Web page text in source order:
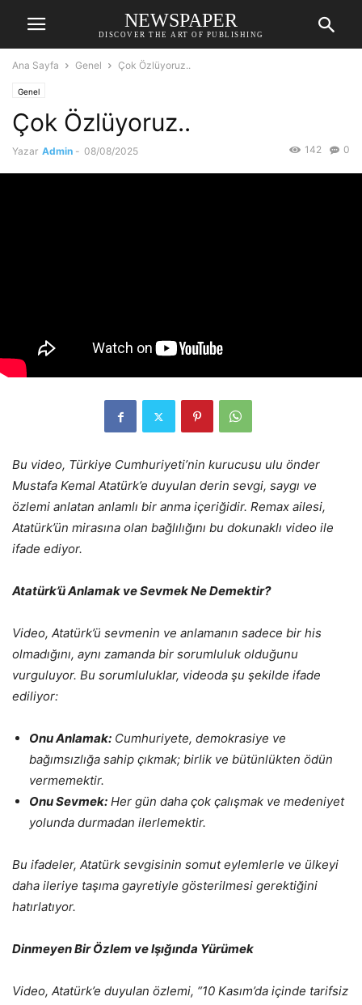
NEWSPAPER
DISCOVER THE ART OF PUBLISHING
Ana Sayfa Genel Çok Özlüyoruz..
Genel
Çok Özlüyoruz..
Yazar Admin - 08/08/2025 0
142
Bu video, Türkiye Cumhuriyeti’nin kurucusu ulu önder
Mustafa Kemal Atatürk’e duyulan derin sevgi, saygı ve
özlemi anlatan anlamlı bir anma içeriğidir. Remax ailesi,
Atatürk’ün mirasına olan bağlılığını bu dokunaklı video ile
ifade ediyor.
Atatürk’ü Anlamak ve Sevmek Ne Demektir?
Video, Atatürk’ü sevmenin ve anlamanın sadece bir his
olmadığını, aynı zamanda bir sorumluluk olduğunu
vurguluyor. Bu sorumluluklar, videoda şu şekilde ifade
ediliyor:
Onu Anlamak: Cumhuriyete, demokrasiye ve
bağımsızlığa sahip çıkmak; birlik ve bütünlükten ödün
vermemektir.
Onu Sevmek: Her gün daha çok çalışmak ve medeniyet
yolunda durmadan ilerlemektir.
Bu ifadeler, Atatürk sevgisinin somut eylemlerle ve ülkeyi
daha ileriye taşıma gayretiyle gösterilmesi gerektiğini
hatırlatıyor.
Dinmeyen Bir Özlem ve Işığında Yürümek
Video, Atatürk’e duyulan özlemi, “10 Kasım’da içinde tarifsiz